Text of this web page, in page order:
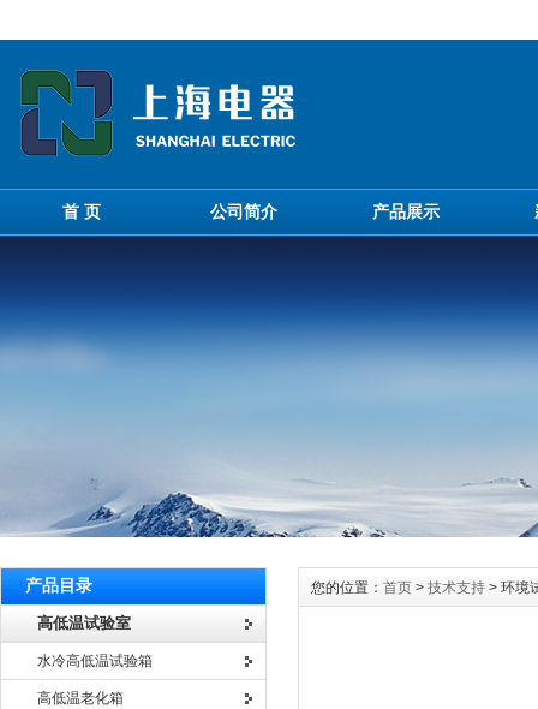
首 页 公司简介 产品展示
产品目录
高低温试验室
水冷高低温试验箱
高低温老化箱
您的位置： 首页 > 技术支持 > 环境